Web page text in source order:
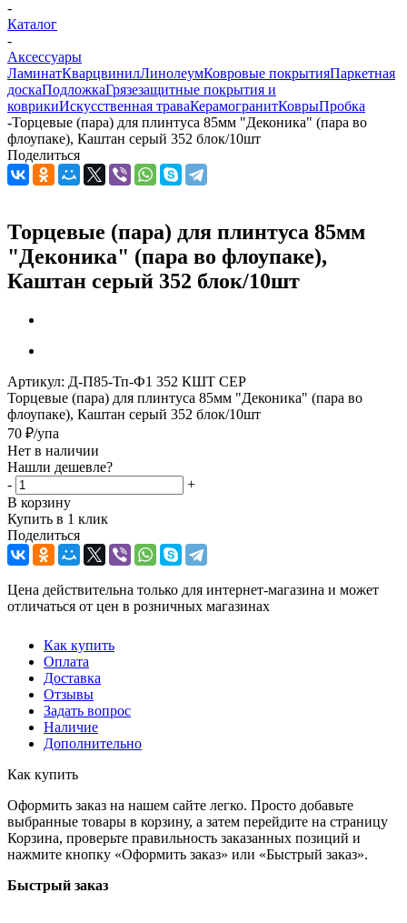
-
Каталог
-
Аксессуары
ЛаминатКварцвинилЛинолеумКовровые покрытияПаркетная
доскаПодложкаГрязезащитные покрытия и
коврикиИскусственная траваКерамогранитКоврыПробка
-Торцевые (пара) для плинтуса 85мм "Деконика" (пара во
флоупаке), Каштан серый 352 блок/10шт
Поделиться
Торцевые (пара) для плинтуса 85мм
"Деконика" (пара во флоупаке),
Каштан серый 352 блок/10шт
Артикул: Д-П85-Тп-Ф1 352 КШТ СЕР
Торцевые (пара) для плинтуса 85мм "Деконика" (пара во
флоупаке), Каштан серый 352 блок/10шт
70 ₽/упа
Нет в наличии
Нашли дешевле?
-
+
В корзину
Купить в 1 клик
Поделиться
Цена действительна только для интернет-магазина и может
отличаться от цен в розничных магазинах
Как купить
Оплата
Доставка
Отзывы
Задать вопрос
Наличие
Дополнительно
Как купить
Оформить заказ на нашем сайте легко. Просто добавьте
выбранные товары в корзину, а затем перейдите на страницу
Корзина, проверьте правильность заказанных позиций и
нажмите кнопку «Оформить заказ» или «Быстрый заказ».
Быстрый заказ